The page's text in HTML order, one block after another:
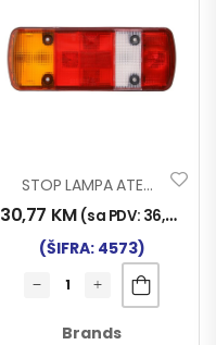
STOP LAMPA ATEGO LIJ.
30,77 KM (sa PDV: 36,00
(ŠIFRA: 4573)
Brands